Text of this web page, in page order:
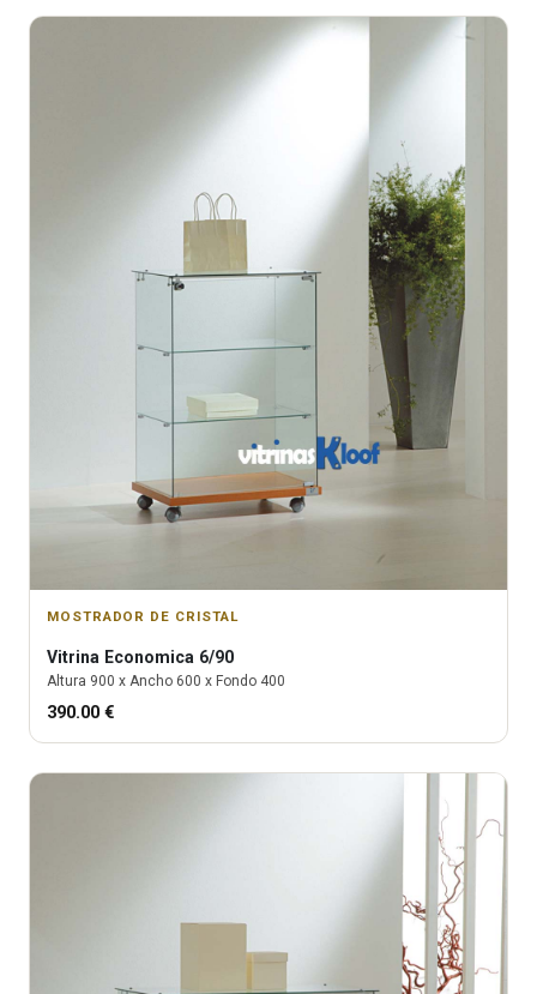
MOSTRADOR DE CRISTAL
Vitrina Economica 6/90
Altura 900 x Ancho 600 x Fondo 400
390.00 €